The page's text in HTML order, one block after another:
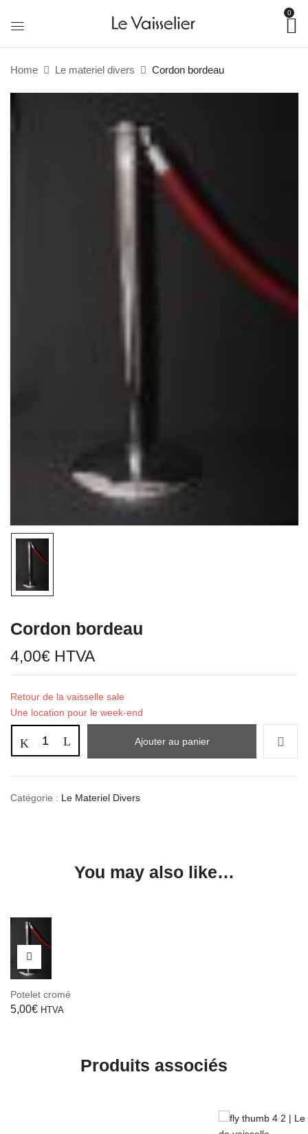
0
Home Le materiel divers Cordon bordeau
Cordon bordeau
4,00€ HTVA
Retour de la vaisselle sale
Une location pour le week-end
Ajouter au panier
Catégorie : Le Materiel Divers
You may also like…
Potelet cromé
5,00€ HTVA
Produits associés